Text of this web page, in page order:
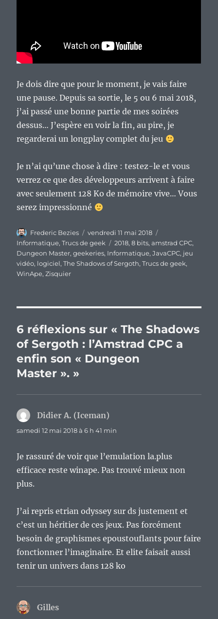
Je dois dire que pour le moment, je vais faire
une pause. Depuis sa sortie, le 5 ou 6 mai 2018,
j’ai passé une bonne partie de mes soirées
dessus… J’espère en voir la fin, au pire, je
regarderai un longplay complet du jeu
Je n’ai qu’une chose à dire : testez-le et vous
verrez ce que des développeurs arrivent à faire
avec seulement 128 Ko de mémoire vive… Vous
serez impressionné
Auteur
Frederic Bezies
Publié
le
vendredi 11 mai 2018
Informatique,Trucs de geek Étiquettes
2018,8 bits,amstrad CPC,
Dungeon Master,geekeries, Informatique,JavaCPC, jeu
vidéo, logiciel,The Shadows of Sergoth,Trucs de geek,
WinApe,Zisquier
6 réflexions sur « The Shadows
of Sergoth : l’Amstrad CPC a
enfin son « Dungeon
Master ». »
Didier A. (Iceman)
samedi 12 mai 2018 à 6 h 41 min
Je rassuré de voir que l’emulation la.plus
efficace reste winape. Pas trouvé mieux non
plus.
J’ai repris etrian odyssey sur ds justement et
c’est un héritier de ces jeux. Pas forcément
besoin de graphismes epoustouflants pour faire
fonctionner l’imaginaire. Et elite faisait aussi
tenir un univers dans 128 ko
Gilles